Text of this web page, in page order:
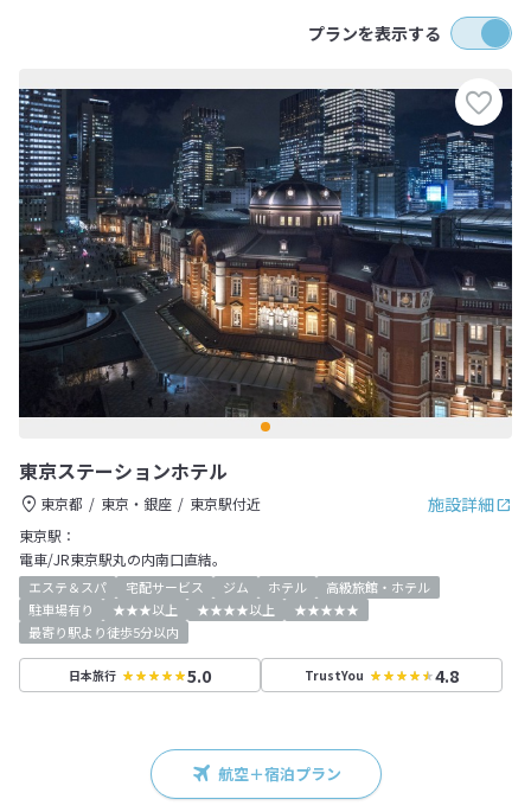
プランを表示する
東京ステーションホテル
施設詳細
東京都 東京・銀座
東京駅付近
東京駅：
電車/JR東京駅丸の内南口直結。
エステ＆スパ 宅配サービス ジム ホテル
高級旅館・ホテル
駐車場有り
★★★以上 ★★★★以上
★★★★★
最寄り駅より徒歩5分以内
日本旅行 5.0 TrustYou 4.8
航空＋宿泊プラン